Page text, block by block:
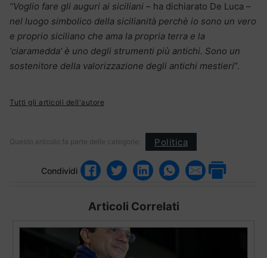
“Voglio fare gli auguri ai siciliani – ha dichiarato De Luca –
nel luogo simbolico della sicilianità perchè io sono un vero
e proprio siciliano che ama la propria terra e la
‘ciaramedda’ è uno degli strumenti più antichi. Sono un
sostenitore della valorizzazione degli antichi mestieri”.
Tutti gli articoli dell'autore
Questo articolo fa parte delle categorie: Politica
Condividi
Articoli Correlati